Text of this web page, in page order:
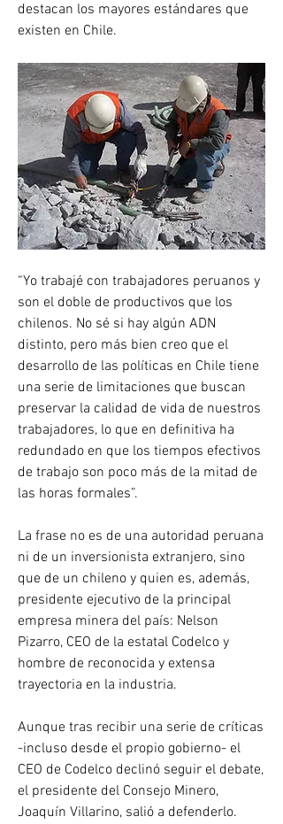
destacan los mayores estándares que
existen en Chile.
“Yo trabajé con trabajadores peruanos y
son el doble de productivos que los
chilenos. No sé si hay algún ADN
distinto, pero más bien creo que el
desarrollo de las políticas en Chile tiene
una serie de limitaciones que buscan
preservar la calidad de vida de nuestros
trabajadores, lo que en definitiva ha
redundado en que los tiempos efectivos
de trabajo son poco más de la mitad de
las horas formales”.
La frase no es de una autoridad peruana
ni de un inversionista extranjero, sino
que de un chileno y quien es, además,
presidente ejecutivo de la principal
empresa minera del país: Nelson
Pizarro, CEO de la estatal Codelco y
hombre de reconocida y extensa
trayectoria en la industria.
Aunque tras recibir una serie de críticas
-incluso desde el propio gobierno- el
CEO de Codelco declinó seguir el debate,
el presidente del Consejo Minero,
Joaquín Villarino, salió a defenderlo.